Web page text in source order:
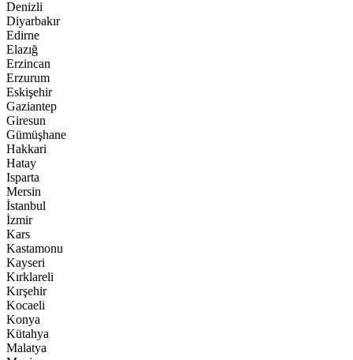
Denizli
Diyarbakır
Edirne
Elazığ
Erzincan
Erzurum
Eskişehir
Gaziantep
Giresun
Gümüşhane
Hakkari
Hatay
Isparta
Mersin
İstanbul
İzmir
Kars
Kastamonu
Kayseri
Kırklareli
Kırşehir
Kocaeli
Konya
Kütahya
Malatya